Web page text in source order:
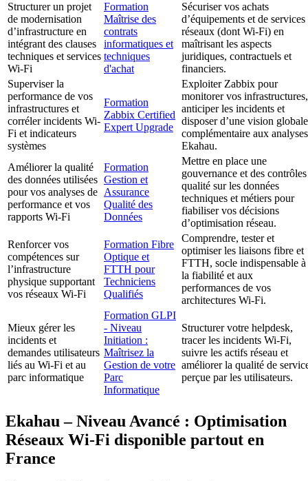
Structurer un projet
de modernisation
d’infrastructure en
intégrant des clauses
techniques et services
Wi-Fi
Formation
Maîtrise des
contrats
informatiques et
techniques
d'achat
Sécuriser vos achats
d’équipements et de services
réseaux (dont Wi-Fi) en
maîtrisant les aspects
juridiques, contractuels et
financiers.
Superviser la
performance de vos
infrastructures et
corréler incidents Wi-
Fi et indicateurs
systèmes
Formation
Zabbix Certified
Expert Upgrade
Exploiter Zabbix pour
monitorer vos infrastructures,
anticiper les incidents et
disposer d’une vision globale
complémentaire aux analyses
Ekahau.
Améliorer la qualité
des données utilisées
pour vos analyses de
performance et vos
rapports Wi-Fi
Formation
Gestion et
Assurance
Qualité des
Données
Mettre en place une
gouvernance et des contrôles
qualité sur les données
techniques et métiers pour
fiabiliser vos décisions
d’optimisation réseau.
Renforcer vos
compétences sur
l’infrastructure
physique supportant
vos réseaux Wi-Fi
Formation Fibre
Optique et
FTTH pour
Techniciens
Qualifiés
Comprendre, tester et
optimiser les liaisons fibre et
FTTH, socle indispensable à
la fiabilité et aux
performances de vos
architectures Wi-Fi.
Mieux gérer les
incidents et
demandes utilisateurs
liés au Wi-Fi et au
parc informatique
Formation GLPI
- Niveau
Initiation :
Maîtrisez la
Gestion de votre
Parc
Informatique
Structurer votre helpdesk,
tracer les incidents Wi-Fi,
suivre les actifs réseau et
améliorer la qualité de
perçue par les utilisateurs.
Ekahau – Niveau Avancé : Optimisation
Réseaux Wi-Fi disponible partout en
France